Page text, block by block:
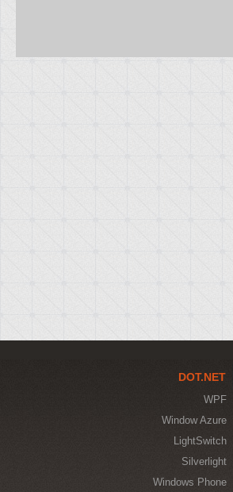
DOT.NET
WPF
Window Azure
LightSwitch
Silverlight
Windows Phone